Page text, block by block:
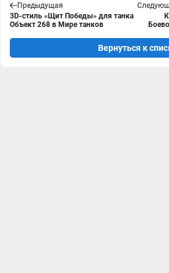
Предыдущая
3D-стиль «Щит Победы» для танка
Объект 268 в Мире танков
Вернуться к